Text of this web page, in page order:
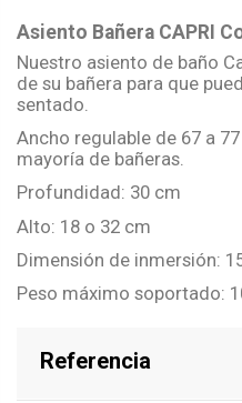
Asiento Bañera CAPRI
Nuestro asiento de baño
de su bañera para que
sentado.
Ancho regulable de 67 a
mayoría de bañeras.
Profundidad: 30 cm
Alto: 18 o 32 cm
Dimensión de inmersión:
Peso máximo soportado:
Referencia